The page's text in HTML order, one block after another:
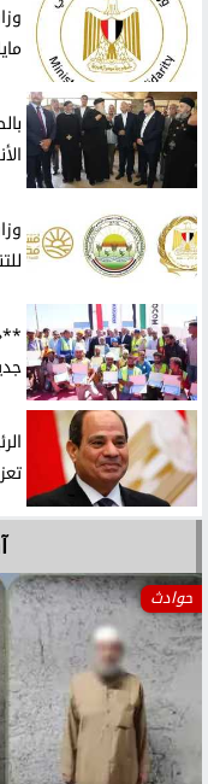
حوادث